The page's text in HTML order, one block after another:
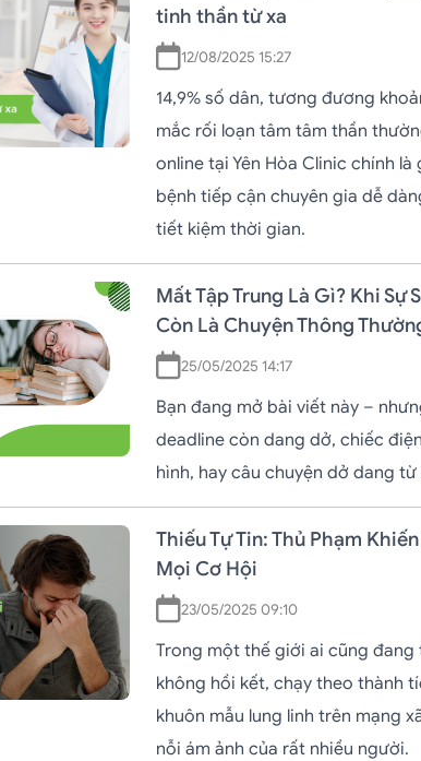
tinh thần từ xa
12/08/2025 15:27
14,9% số dân, tương đương
mắc rối loạn tâm tâm thần
online tại Yên Hòa Clinic chính
bệnh tiếp cận chuyên gia dễ
tiết kiệm thời gian.
Mất Tập Trung Là Gì? Khi Sự
Còn Là Chuyện Thông
25/05/2025 14:17
Bạn đang mở bài viết này –
deadline còn dang dở, chiếc
hình, hay câu chuyện dở dang
Thiếu Tự Tin: Thủ Phạm
Mọi Cơ Hội
23/05/2025 09:10
Trong một thế giới ai cũng
không hồi kết, chạy theo thành
khuôn mẫu lung linh trên mạng
nỗi ám ảnh của rất nhiều người.